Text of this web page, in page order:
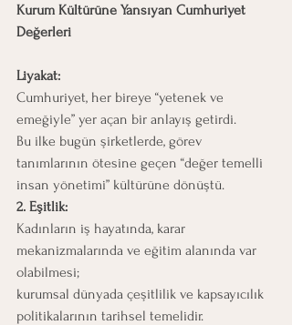
Kurum Kültürüne Yansıyan Cumhuriyet
Değerleri
Liyakat:
Cumhuriyet, her bireye “yetenek ve
emeğiyle” yer açan bir anlayış getirdi.
Bu ilke bugün şirketlerde, görev
tanımlarının ötesine geçen “değer temelli
insan yönetimi” kültürüne dönüştü.
2. Eşitlik:
Kadınların iş hayatında, karar
mekanizmalarında ve eğitim alanında var
olabilmesi;
kurumsal dünyada çeşitlilik ve kapsayıcılık
politikalarının tarihsel temelidir.